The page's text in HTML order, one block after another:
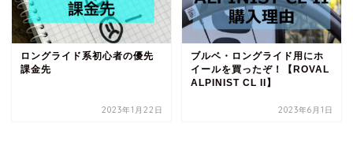
ロングライド系初心者の優先
課金先
2023年1月22日
ブルベ・ロングライド用にホ
イールを買ったぞ！【ROVAL
ALPINIST CL II】
2023年6月1日